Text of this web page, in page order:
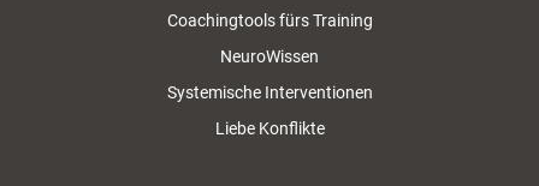
Coachingtools fürs Training
NeuroWissen
Systemische Interventionen
Liebe Konflikte